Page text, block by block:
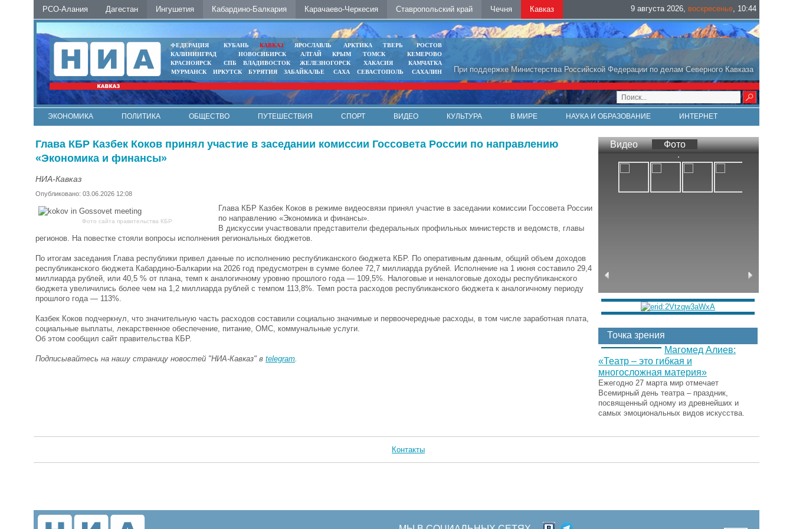
РСО-Алания Дагестан Ингушетия Кабардино-Балкария Карачаево-Черкесия Ставропольский край Чечня Кавказ 9 августа 2026, воскресенье, 10:44
При поддержке Министерства Российской Федерации по делам Северного Кавказа
ФЕДЕРАЦИЯ КУБАНЬ КАВКАЗ ЯРОСЛАВЛЬ АРКТИКА ТВЕРЬ
РОСТОВ
КАЛИНИНГРАД
НОВОСИБИРСК АЛТАЙ КРЫМ ТОМСК
КЕМЕРОВО
КРАСНОЯРСК
СПБ ВЛАДИВОСТОК ЖЕЛЕЗНОГОРСК ХАКАСИЯ
КАМЧАТКА
МУРМАНСК
ИРКУТСК БУРЯТИЯ ЗАБАЙКАЛЬЕ САХА СЕВАСТОПОЛЬ САХАЛИН
ЭКОНОМИКА ПОЛИТИКА ОБЩЕСТВО ПУТЕШЕСТВИЯ СПОРТ ВИДЕО КУЛЬТУРА В МИРЕ НАУКА И ОБРАЗОВАНИЕ
ИНТЕРНЕТ
Глава КБР Казбек Коков принял участие в заседании комиссии Госсовета России по направлению
«Экономика и финансы»
НИА-Кавказ
Опубликовано: 03.06.2026 12:08
Фото сайта правительства КБР
Глава КБР Казбек Коков в режиме видеосвязи принял участие в заседании комиссии Госсовета России
по направлению «Экономика и финансы».
В дискуссии участвовали представители федеральных профильных министерств и ведомств, главы
регионов. На повестке стояли вопросы исполнения региональных бюджетов.
По итогам заседания Глава республики привел данные по исполнению республиканского бюджета КБР. По оперативным данным, общий объем доходов
республиканского бюджета Кабардино-Балкарии на 2026 год предусмотрен в сумме более 72,7 миллиарда рублей. Исполнение на 1 июня составило 29,4
миллиарда рублей, или 40,5 % от плана, темп к аналогичному уровню прошлого года — 109,5%. Налоговые и неналоговые доходы республиканского
бюджета увеличились более чем на 1,2 миллиарда рублей с темпом 113,8%. Темп роста расходов республиканского бюджета к аналогичному периоду
прошлого года — 113%.
Казбек Коков подчеркнул, что значительную часть расходов составили социально значимые и первоочередные расходы, в том числе заработная плата,
социальные выплаты, лекарственное обеспечение, питание, ОМС, коммунальные услуги.
Об этом сообщил сайт правительства КБР.
Подписывайтесь на нашу страницу новостей "НИА-Кавказ" в telegram
Видео Фото
Точка зрения
Магомед Алиев:
«Театр – это гибкая и
многосложная материя»
Ежегодно 27 марта мир отмечает
Всемирный день театра – праздник,
посвященный одному из древнейших и
самых эмоциональных видов искусства.
Контакты